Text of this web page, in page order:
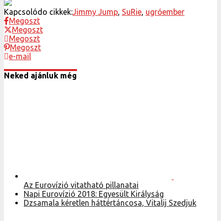
Kapcsolódo cikkek: Jimmy Jump SuRie ugróember
Megoszt
Megoszt
Megoszt
Megoszt
e-mail
Neked ajánluk még
Az Eurovízió vitatható pillanatai
Napi Eurovízió 2018: Egyesült Királyság
Dzsamala kéretlen háttértáncosa, Vitalij Szedjuk